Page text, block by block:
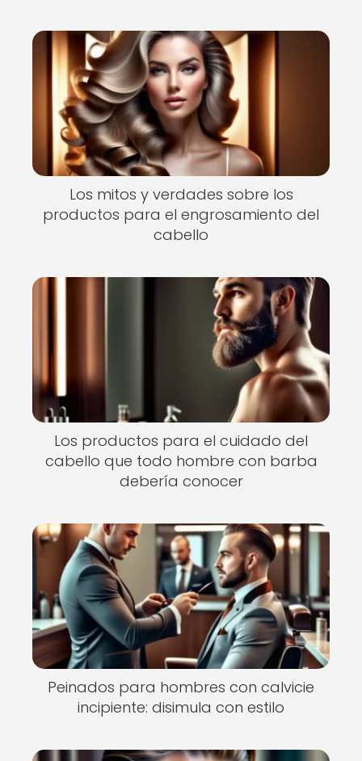
Los mitos y verdades sobre los
productos para el engrosamiento del
cabello
Los productos para el cuidado del
cabello que todo hombre con barba
debería conocer
Peinados para hombres con calvicie
incipiente: disimula con estilo